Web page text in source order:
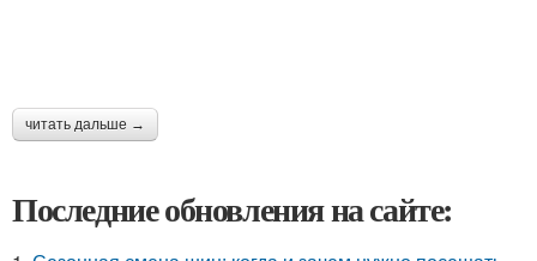
читать дальше →
Последние обновления на сайте: